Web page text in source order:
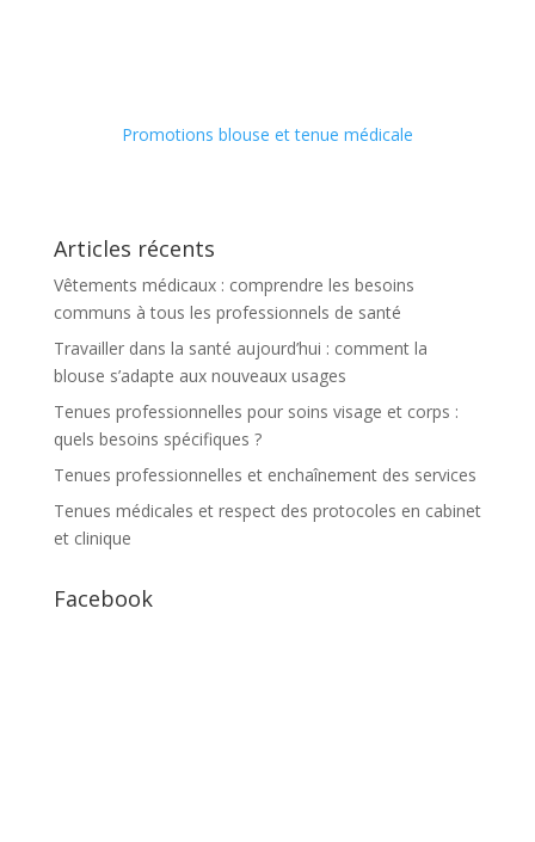
Promotions blouse et tenue médicale
Articles récents
Vêtements médicaux : comprendre les besoins
communs à tous les professionnels de santé
Travailler dans la santé aujourd’hui : comment la
blouse s’adapte aux nouveaux usages
Tenues professionnelles pour soins visage et corps :
quels besoins spécifiques ?
Tenues professionnelles et enchaînement des services
Tenues médicales et respect des protocoles en cabinet
et clinique
Facebook